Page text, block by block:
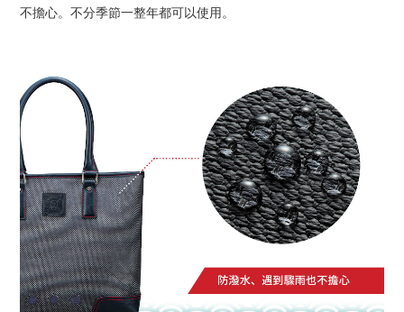
不擔心。不分季節一整年都可以使用。